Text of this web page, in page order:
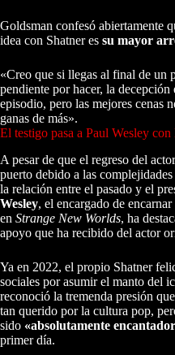
Goldsman confesó abiertamente
idea con Shatner es su mayor
«Creo que si llegas al final de un
pendiente por hacer, la
episodio, pero las mejores cenas
ganas de más».
El testigo pasa a Paul Wesley
A pesar de que el regreso del
puerto debido a las
la relación entre el pasado y el
Wesley, el encargado de
en Strange New Worlds, ha
apoyo que ha recibido del actor
Ya en 2022, el propio Shatner
sociales por asumir el manto del
reconoció la tremenda presión
tan querido por la cultura pop,
sido «absolutamente
primer día.